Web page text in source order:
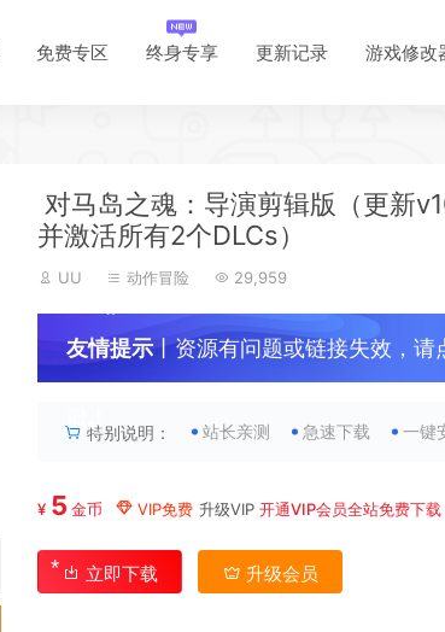
免费专区 终身专享 更新记录 游戏修改
对马岛之魂：导演剪辑版（更新
并激活所有2个DLCs）
UU 动作冒险 29,959
友情提示丨资源有问题或链接失效，
特别说明： 站长亲测 急速下载 一键
¥ 5 金币 VIP免费 升级VIP 开通VIP会员全站免费下载
立即下载 升级会员
*
*
*
*
*